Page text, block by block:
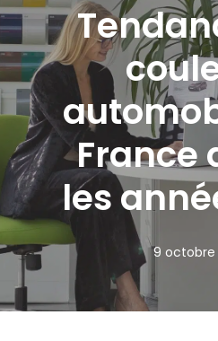
France
les
9 octobre